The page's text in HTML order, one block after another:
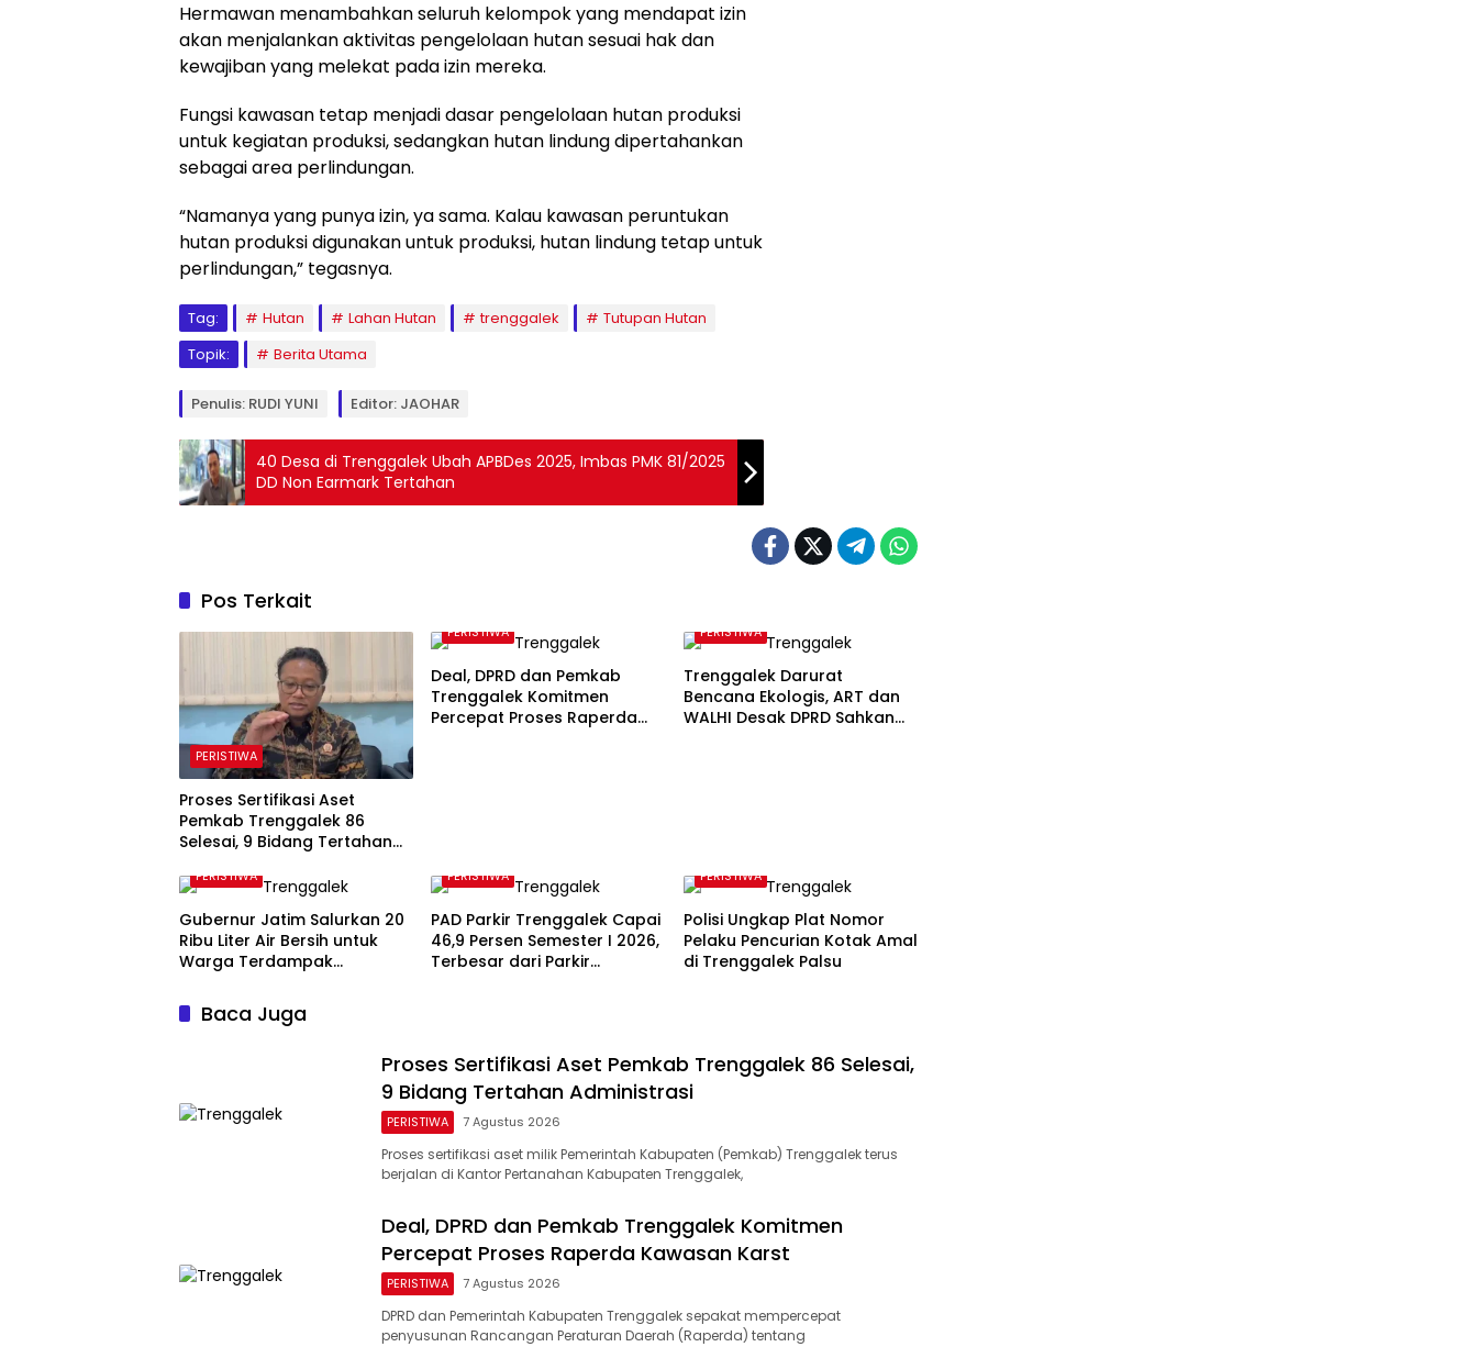
Hermawan menambahkan seluruh kelompok yang mendapat izin
akan menjalankan aktivitas pengelolaan hutan sesuai hak dan
kewajiban yang melekat pada izin mereka.
Fungsi kawasan tetap menjadi dasar pengelolaan hutan produksi
untuk kegiatan produksi, sedangkan hutan lindung dipertahankan
sebagai area perlindungan.
“Namanya yang punya izin, ya sama. Kalau kawasan peruntukan
hutan produksi digunakan untuk produksi, hutan lindung tetap untuk
perlindungan,” tegasnya.
Tag: Hutan Lahan Hutan trenggalek
Tutupan Hutan
Topik:
Berita Utama
Penulis: RUDI YUNI Editor: JAOHAR
40 Desa di Trenggalek Ubah APBDes 2025, Imbas PMK 81/2025
DD Non Earmark Tertahan
Pos Terkait
PERISTIWA
Proses Sertifikasi Aset
Pemkab Trenggalek 86
Selesai, 9 Bidang Tertahan
PERISTIWA
Deal, DPRD dan Pemkab
Trenggalek Komitmen
Percepat Proses Raperda
PERISTIWA
Trenggalek Darurat
Bencana Ekologis, ART dan
WALHI Desak DPRD Sahkan
PERISTIWA
Gubernur Jatim Salurkan 20
Ribu Liter Air Bersih untuk
Warga Terdampak
Trenggalek
PERISTIWA
PAD Parkir Trenggalek Capai
46,9 Persen Semester I 2026,
Terbesar dari Parkir
PERISTIWA
Polisi Ungkap Plat Nomor
Pelaku Pencurian Kotak Amal
di Trenggalek Palsu
Baca Juga
Proses Sertifikasi Aset Pemkab Trenggalek 86 Selesai,
9 Bidang Tertahan Administrasi
PERISTIWA 7 Agustus 2026
Proses sertifikasi aset milik Pemerintah Kabupaten (Pemkab) Trenggalek terus
berjalan di Kantor Pertanahan Kabupaten Trenggalek,
Deal, DPRD dan Pemkab Trenggalek Komitmen
Percepat Proses Raperda Kawasan Karst
PERISTIWA 7 Agustus 2026
DPRD dan Pemerintah Kabupaten Trenggalek sepakat mempercepat
penyusunan Rancangan Peraturan Daerah (Raperda) tentang